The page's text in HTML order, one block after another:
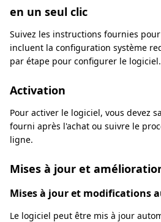
en un seul clic
Suivez les instructions fournies
incluent la configuration système
par étape pour configurer le logiciel.
Activation
Pour activer le logiciel, vous devez
fourni après l'achat ou suivre le
ligne.
Mises à jour et
Mises à jour et modifications
Le logiciel peut être mis à jour